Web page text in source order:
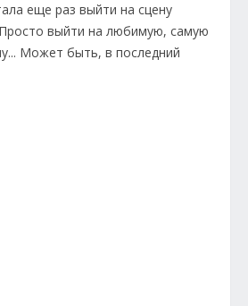
еще раз выйти на сцену
выйти на любимую, самую
Может быть, в последний